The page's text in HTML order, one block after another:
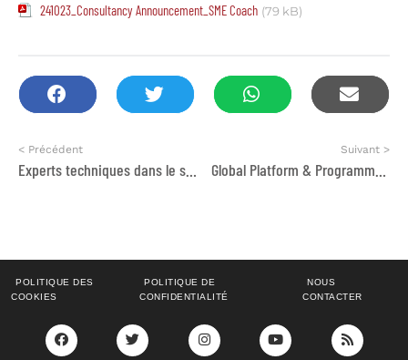
241023_Consultancy Announcement_SME Coach (79 kB)
< Précédent Suivant >
POLITIQUE DES
COOKIES
POLITIQUE DE
CONFIDENTIALITÉ
NOUS
CONTACTER